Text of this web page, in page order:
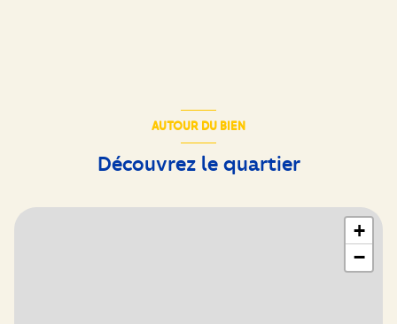
AUTOUR DU BIEN
Découvrez le quartier
+
−